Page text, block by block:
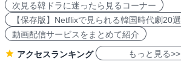
次見る韓ドラに迷ったら見るコーナー
【保存版】Netflixで見られる韓国時代劇20選
動画配信サービスをまとめて紹介
アクセスランキング もっと見る>>